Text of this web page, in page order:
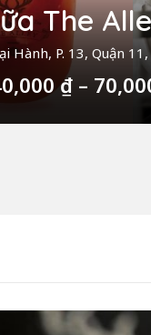
The
Hành, P. 13, Quận 11,
₫ –